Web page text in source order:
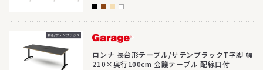
>
ロンナ 長台形テーブル/サテンブラックT字脚 幅
210×奥行100cm 会議テーブル 配線口付